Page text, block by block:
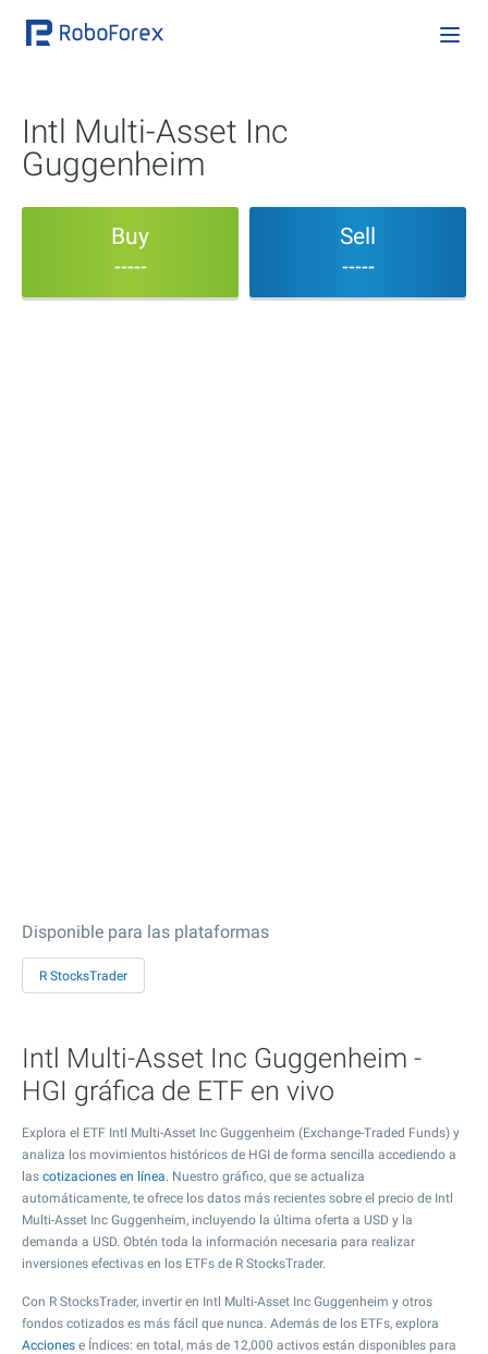
Intl Multi-Asset Inc
Guggenheim
Buy
-----
Sell
-----
Disponible para las plataformas
R StocksTrader
Intl Multi-Asset Inc Guggenheim -
HGI gráfica de ETF en vivo
Explora el ETF Intl Multi-Asset Inc Guggenheim (Exchange-Traded Funds) y
analiza los movimientos históricos de HGI de forma sencilla accediendo a
las cotizaciones en línea. Nuestro gráfico, que se actualiza
automáticamente, te ofrece los datos más recientes sobre el precio de Intl
Multi-Asset Inc Guggenheim, incluyendo la última oferta a USD y la
demanda a USD. Obtén toda la información necesaria para realizar
inversiones efectivas en los ETFs de R StocksTrader.
Con R StocksTrader, invertir en Intl Multi-Asset Inc Guggenheim y otros
fondos cotizados es más fácil que nunca. Además de los ETFs, explora
Acciones e Índices: en total, más de 12,000 activos están disponibles para